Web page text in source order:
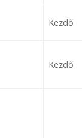
Kezdő
Kezdő